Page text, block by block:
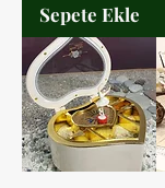
Sepete Ekle